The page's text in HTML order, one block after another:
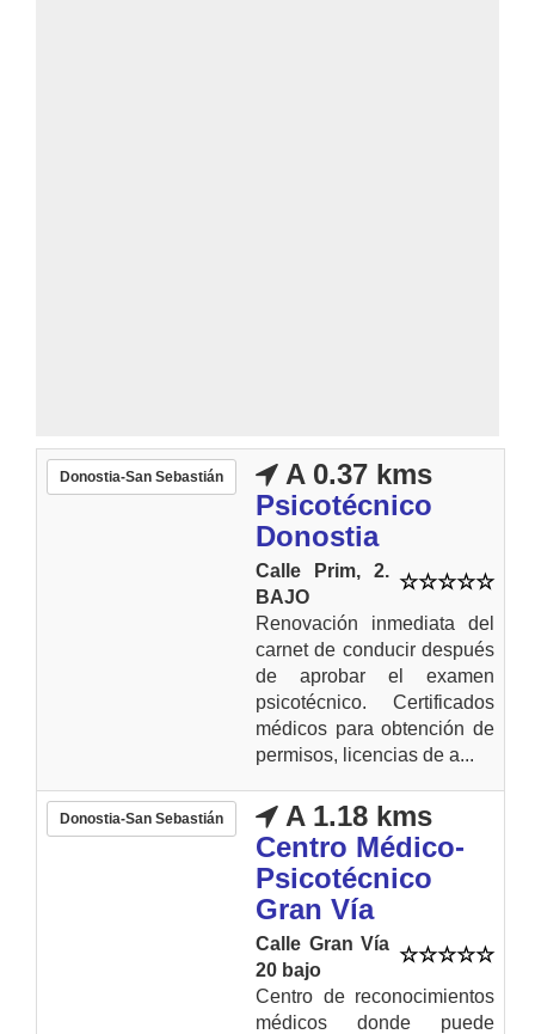
Donostia-San Sebastián
A 0.37 kms
Psicotécnico
Donostia
Calle Prim, 2.
BAJO
Renovación inmediata del
carnet de conducir después
de aprobar el examen
psicotécnico. Certificados
médicos para obtención de
permisos, licencias de a...
Donostia-San Sebastián
A 1.18 kms
Centro Médico-
Psicotécnico
Gran Vía
Calle Gran Vía
20 bajo
Centro de reconocimientos
médicos donde puede